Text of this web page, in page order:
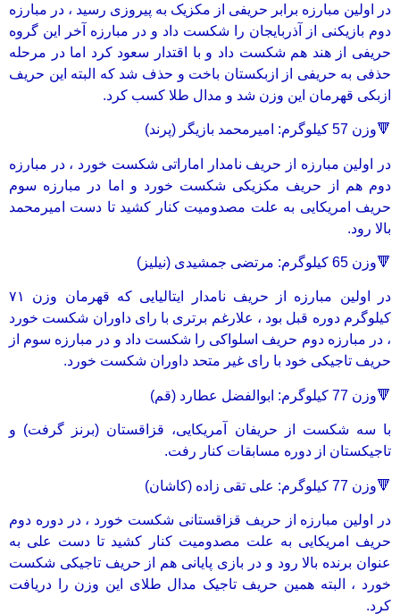
در اولین مبارزه برابر حریفی از مکزیک به پیروزی رسید ، در مبارزه
دوم بازیکنی از آذربایجان را شکست داد و در مبارزه آخر این گروه
حریفی از هند هم شکست داد و با اقتدار سعود کرد اما در مرحله
حذفی به حریفی از ازبکستان باخت و حذف شد که البته این حریف
ازبکی قهرمان این وزن شد و مدال طلا کسب کرد.
🔻وزن 57 کیلوگرم: امیرمحمد بازیگر (پرند)
در اولین مبارزه از حریف نامدار اماراتی شکست خورد ، در مبارزه
دوم هم از حریف مکزیکی شکست خورد و اما در مبارزه سوم
حریف امریکایی به علت مصدومیت کنار کشید تا دست امیرمحمد
بالا رود.
🔻وزن 65 کیلوگرم: مرتضی جمشیدی (نیلیز)
در اولین مبارزه از حریف نامدار ایتالیایی که قهرمان وزن ۷۱
کیلوگرم دوره قبل بود ، علارغم برتری با رای داوران شکست خورد
، در مبارزه دوم حریف اسلواکی را شکست داد و در مبارزه سوم از
حریف تاجیکی خود با رای غیر متحد داوران شکست خورد.
🔻وزن 77 کیلوگرم: ابوالفضل عطارد (قم)
با سه شکست از حریفان آمریکایی، قزاقستان (برنز گرفت) و
تاجیکستان از دوره مسابقات کنار رفت.
🔻وزن 77 کیلوگرم: علی تقی زاده (کاشان)
در اولین مبارزه از حریف قزاقستانی شکست خورد ، در دوره دوم
حریف امریکایی به علت مصدومیت کنار کشید تا دست علی به
عنوان برنده بالا رود و در بازی پایانی هم از حریف تاجیکی شکست
خورد ، البته همین حریف تاجیک مدال طلای این وزن را دریافت
کرد.